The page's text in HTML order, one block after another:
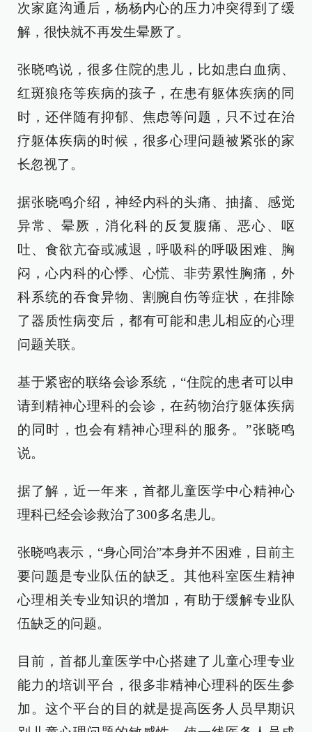
次家庭沟通后，杨杨内心的压力冲突得到了缓
解，很快就不再发生晕厥了。
张晓鸣说，很多住院的患儿，比如患白血病、
红斑狼疮等疾病的孩子，在患有躯体疾病的同
时，还伴随有抑郁、焦虑等问题，只不过在治
疗躯体疾病的时候，很多心理问题被紧张的家
长忽视了。
据张晓鸣介绍，神经内科的头痛、抽搐、感觉
异常、晕厥，消化科的反复腹痛、恶心、呕
吐、食欲亢奋或减退，呼吸科的呼吸困难、胸
闷，心内科的心悸、心慌、非劳累性胸痛，外
科系统的吞食异物、割腕自伤等症状，在排除
了器质性病变后，都有可能和患儿相应的心理
问题关联。
基于紧密的联络会诊系统，“住院的患者可以申
请到精神心理科的会诊，在药物治疗躯体疾病
的同时，也会有精神心理科的服务。”张晓鸣
说。
据了解，近一年来，首都儿童医学中心精神心
理科已经会诊救治了300多名患儿。
张晓鸣表示，“身心同治”本身并不困难，目前主
要问题是专业队伍的缺乏。其他科室医生精神
心理相关专业知识的增加，有助于缓解专业队
伍缺乏的问题。
目前，首都儿童医学中心搭建了儿童心理专业
能力的培训平台，很多非精神心理科的医生参
加。这个平台的目的就是提高医务人员早期识